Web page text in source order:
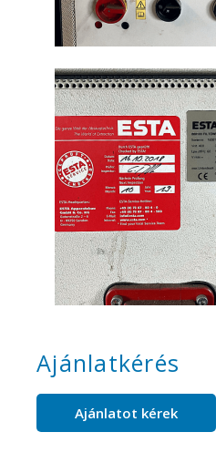
Ajánlatkérés
Ajánlatot kérek